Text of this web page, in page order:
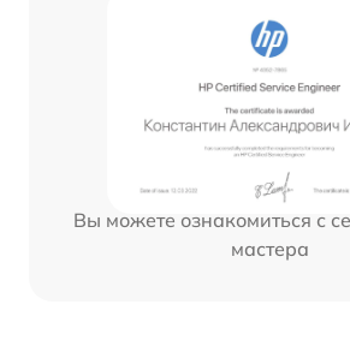
Вы можете ознакомиться с
мастера